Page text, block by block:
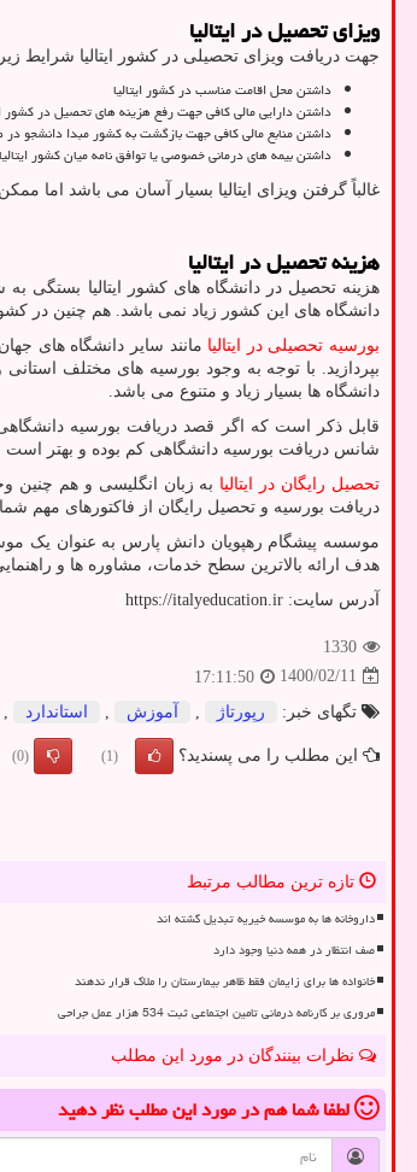
ویزای تحصیل در ایتالیا
جهت دریافت ویزای تحصیلی در کشور ایتالیا شرایط
داشتن محل اقامت مناسب در کشور ایتالیا
داشتن دارایی مالی کافی جهت رفع هزینه های تحصیل در کشور
داشتن منابع مالی کافی جهت بازگشت به ‌کشور مبدا دانشجو
داشتن بیمه های درمانی خصوصی یا توافق نامه میان کشور
غالباً گرفتن ویزای ایتالیا بسیار آسان می باشد
هزینه تحصیل در ایتالیا
هزینه تحصیل در دانشگاه های کشور ایتالیا بستگی
دانشگاه های این کشور زیاد نمی باشد. هم چنین در
بورسیه تحصیلی در ایتالیا مانند سایر دانشگاه های
بپردازید. با توجه به وجود بورسیه های مختلف
دانشگاه ها بسیار زیاد و متنوع می باشد.
قابل ذکر است که اگر قصد دریافت بورسیه دانشگاهی
شانس دریافت بورسیه دانشگاهی کم بوده و بهتر است
تحصیل رایگان در ایتالیا به زبان انگلیسی و هم چنین
دریافت بورسیه و تحصیل رایگان از فاکتورهای مهم
موسسه پیشگام رهپویان دانش پارس به عنوان یک
هدف ارائه بالاترین سطح خدمات، مشاوره ها و
آدرس سایت: https://italyeducation.ir
1330
1400/02/11
17:11:50
تگهای خبر:
رپورتاژ آموزش استاندارد
این مطلب را می پسندید؟ (1)
(0)
تازه ترین مطالب مرتبط
داروخانه ها به موسسه خیریه تبدیل گشته اند
صف انتظار در همه دنیا وجود دارد
خانواده ها برای زایمان فقط ظاهر بیمارستان را ملاک قرار ندهند
مروری بر کارنامه درمانی تامین اجتماعی ثبت 534 هزار عمل جراحی
نظرات بینندگان در مورد این مطلب
لطفا شما همدر مورد این مطلبنظر دهید